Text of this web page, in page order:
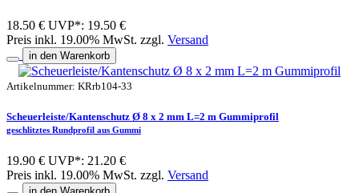
18.50 € UVP*: 19.50 €
Preis inkl. 19.00% MwSt. zzgl. Versand
in den Warenkorb
Artikelnummer: KRrb104-33
Scheuerleiste/Kantenschutz Ø 8 x 2 mm L=2 m Gummiprofil
geschlitztes Rundprofil aus Gummi
19.90 € UVP*: 21.20 €
Preis inkl. 19.00% MwSt. zzgl. Versand